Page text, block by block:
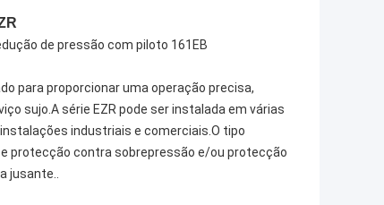
de pressão com piloto 161EB
para proporcionar uma operação precisa,
sujo.A série EZR pode ser instalada em várias
industriais e comerciais.O tipo
protecção contra sobrepressão e/ou protecção
jusante..